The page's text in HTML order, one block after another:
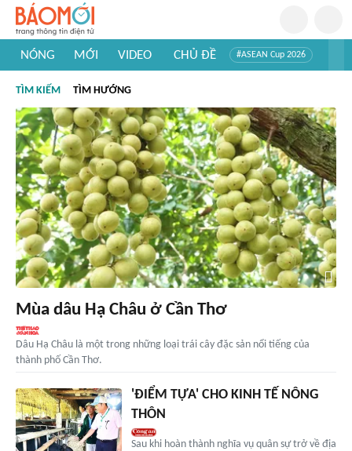
NÓNG MỚI VIDEO CHỦ ĐỀ #ASEAN Cup 2026
#Khám phá thế giới
TÌM KIẾM TÌM HƯỚNG
Mùa dâu Hạ Châu ở Cần Thơ
Dâu Hạ Châu là một trong những loại trái cây đặc sản nổi tiếng của
thành phố Cần Thơ.
'ĐIỂM TỰA' CHO KINH TẾ NÔNG
THÔN
Sau khi hoàn thành nghĩa vụ quân sự trở về địa